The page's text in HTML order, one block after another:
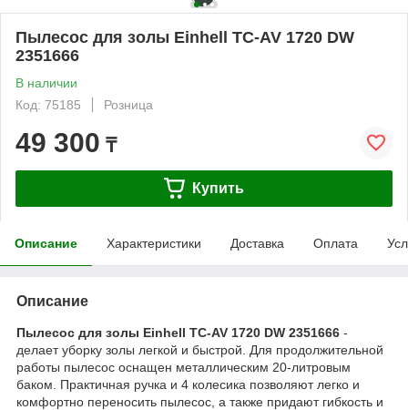
Пылесос для золы Einhell TC-AV 1720 DW
2351666
В наличии
Код: 75185
Розница
49 300 ₸
Купить
Описание Характеристики Доставка Оплата
Описание
Пылесос для золы Einhell TC-AV 1720 DW 2351666 -
делает уборку золы легкой и быстрой. Для продолжительной
работы пылесос оснащен металлическим 20-литровым
баком. Практичная ручка и 4 колесика позволяют легко и
комфортно переносить пылесос, а также придают гибкость и